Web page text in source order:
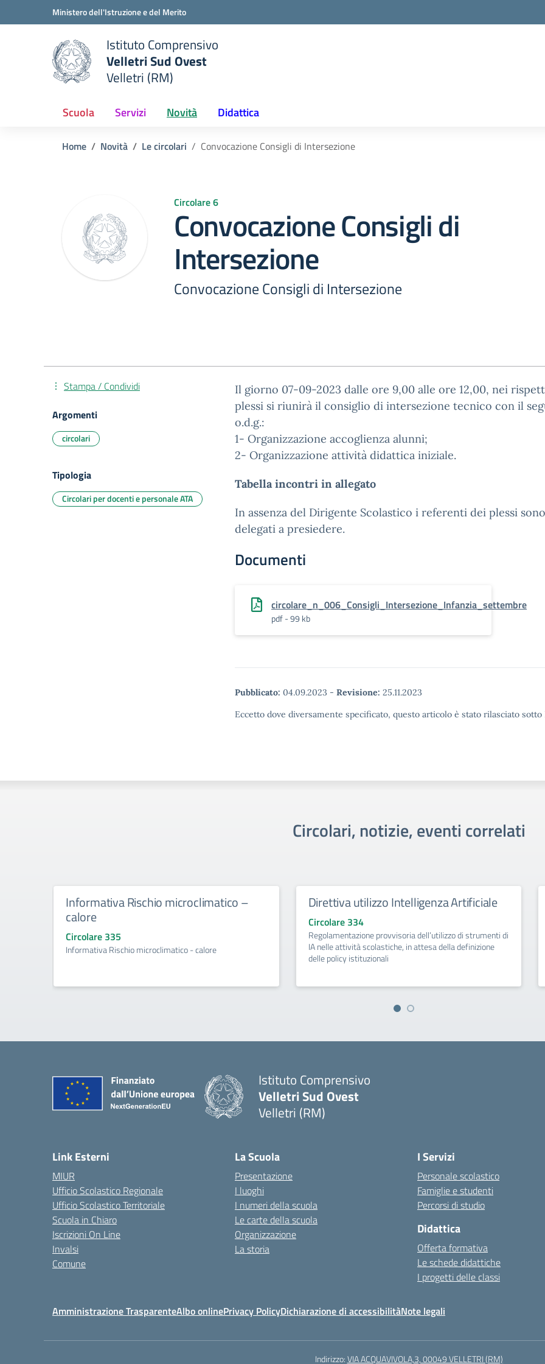
Vai ai contenuti
Vai al menu di navigazioneMinistero dell'Istruzione e del Merito
scuola
Istituto Comprensivo
Velletri Sud Ovest
Velletri (RM)
Scuola Servizi Novità Didattica
Home Novità Le circolari Convocazione Consigli di Intersezione
Circolare 6
Convocazione Consigli di
Intersezione
Convocazione Consigli di Intersezione
Il giorno 07-09-2023 dalle ore 9,00 alle ore 12,00, nei
plessi si riunirà il consiglio di intersezione tecnico con il
o.d.g.:
1- Organizzazione accoglienza alunni;
2- Organizzazione attività didattica iniziale.
Tabella incontri in allegato
In assenza del Dirigente Scolastico i referenti dei plessi sono
delegati a presiedere.
Documenti
circolare_n_006_Consigli_Intersezione_Infanzia_settembre
pdf - 99 kb
Pubblicato: 04.09.2023 - Revisione: 25.11.2023
Eccetto dove diversamente specificato, questo articolo è stato rilasciato
Stampa / Condividi
Argomenti
circolari
Tipologia
Circolari per docenti e personale ATA
Circolari, notizie, eventi correlati
Informativa Rischio microclimatico –
calore
Circolare 335
Informativa Rischio microclimatico - calore
Direttiva utilizzo Intelligenza Artificiale
Circolare 334
Regolamentazione provvisoria dell’utilizzo di strumenti di
IA nelle attività scolastiche, in attesa della definizione
delle policy istituzionali
Istituto Comprensivo
Velletri Sud Ovest
Velletri (RM)
Link Esterni
MIUR
Ufficio Scolastico Regionale
Ufficio Scolastico Territoriale
Scuola in Chiaro
Iscrizioni On Line
Invalsi
Comune
La Scuola
Presentazione
I luoghi
I numeri della scuola
Le carte della scuola
Organizzazione
La storia
I Servizi
Personale scolastico
Famiglie e studenti
Percorsi di studio
Didattica
Offerta formativa
Le schede didattiche
I progetti delle classi
Amministrazione TrasparenteAlbo onlinePrivacy PolicyDichiarazione di accessibilitàNote legali
Indirizzo:VIA ACQUAVIVOLA,3, 00049 VELLETRI (RM)